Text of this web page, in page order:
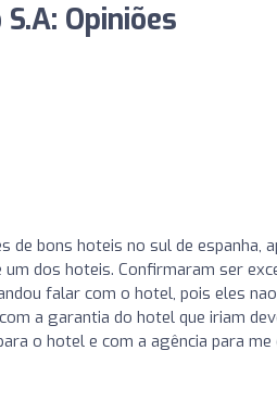
Opiniões
de bons hoteis no sul de espanha,
dos hoteis. Confirmaram ser
falar com o hotel, pois eles
a garantia do hotel que iriam
o hotel e com a agência para